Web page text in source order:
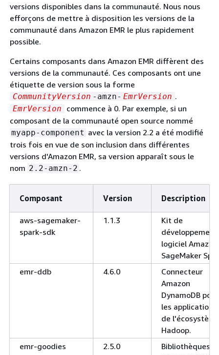
versions disponibles dans la communauté. Nous nous
efforçons de mettre à disposition les versions de la
communauté dans Amazon EMR le plus rapidement
possible.
Certains composants dans Amazon EMR diffèrent des
versions de la communauté. Ces composants ont une
étiquette de version sous la forme
CommunityVersion -amzn- EmrVersion .
EmrVersion
commence à 0. Par exemple, si un
composant de la communauté open source nommé
myapp-component avec la version 2.2 a été modifié
trois fois en vue de son inclusion dans différentes
versions d'Amazon EMR, sa version apparaît sous le
nom 2.2-amzn-2 .
Composant Version Description
aws-sagemaker-
spark-sdk
1.1.3
Kit de
développement
logiciel Amazon
SageMaker
emr-ddb
4.6.0
Connecteur
Amazon
DynamoDB pour
les applications
de
Hadoop.
emr-goodies
2.5.0
Bibliothèques